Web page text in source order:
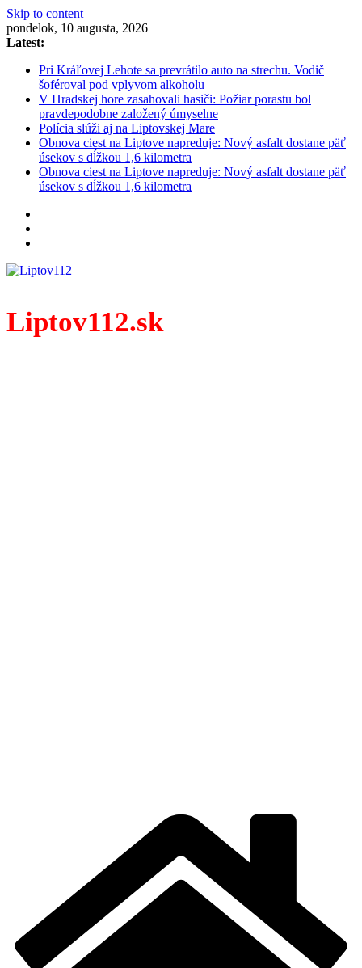
Skip to content
pondelok, 10 augusta, 2026
Latest:
Pri Kráľovej Lehote sa prevrátilo auto na strechu. Vodič
šoféroval pod vplyvom alkoholu
V Hradskej hore zasahovali hasiči: Požiar porastu bol
pravdepodobne založený úmyselne
Polícia slúži aj na Liptovskej Mare
Obnova ciest na Liptove napreduje: Nový asfalt dostane päť
úsekov s dĺžkou 1,6 kilometra
Obnova ciest na Liptove napreduje: Nový asfalt dostane päť
úsekov s dĺžkou 1,6 kilometra
Liptov112.sk